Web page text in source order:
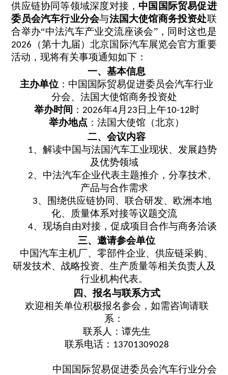
供应链协同等领域深度对接， 中国国际贸易促进
委员会汽车行业分会与法国大使馆商务投资处联
合举办“中法汽车产业交流座谈会”，同时这也是
2026
（第十九届）北京国际汽车展览会官方重要
活动 ，现将有关事项通知如下：
一、基本信息
主办单位 ：中国国际贸易促进委员会汽车行业
分会、 法国大使馆商务投资处
举办时间 ： 2026年4月 23 日 上午10-12 时
举办地点 ： 法国大使馆（北京）
二、会议内容
1、 解读中国与法国汽车工业现状、发展趋势
及优势领域
2、 中法汽车企业代表主题推介，分享技术、
产品与合作需求
3、
围绕供应链协同、联合研发、欧洲本地
化、质量体系对接等议题交流
4、 现场自由对接，促成项目合作与商务洽谈
三、邀请参会单位
中国汽车主机厂、零部件企业、供应链采购、
研发技术、战略投资、生产质量等相关负责人及
行业机构代表。
四、报名与联系方式
欢迎相关单位积极报名参会，如需咨询请联
系：
联系人： 谭先生
联系电话： 13701309028
中国国际贸易促进委员会汽车行业分会